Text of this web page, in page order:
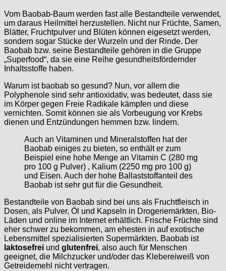
Vom Baobab-Baum werden fast alle Bestandteile verwendet,
um daraus Heilmittel herzustellen. Nicht nur Früchte, Samen,
Blätter, Fruchtpulver und Blüten können eigesetzt werden,
sondern sogar Stücke der Wurzeln und der Rinde. Der
Baobab bzw. seine Bestandteile gehören in die Gruppe
„Superfood“, da sie eine Reihe gesundheitsfördernder
Inhaltsstoffe haben.
Warum ist baobab so gesund? Nun, vor allem die
Polyphenole sind sehr antioxidativ, was bedeutet, dass sie
im Körper gegen Freie Radikale kämpfen und diese
vernichten. Somit können sie als Vorbeugung vor Krebs
dienen und Entzündungen hemmen bzw. lindern.
Auch an Vitaminen und Mineralstoffen hat der
Baobab einiges zu bieten, so enthält er zum
Beispiel eine hohe Menge an Vitamin C (280 mg
pro 100 g Pulver) , Kalium (2250 mg pro 100 g)
und Eisen. Auch der hohe Ballaststoffanteil des
Baobab ist sehr gut für die Gesundheit.
Bestandteile von Baobab sind bei uns als Fruchtfleisch in
Dosen, als Pulver, Öl und Kapseln in Drogeriemärkten, Bio-
Läden und online im Internet erhältlich. Frische Früchte sind
eher schwer zu bekommen, am ehesten in auf exotische
Lebensmittel spezialisierten Supermärkten. Baobab ist
laktosefrei und glutenfrei, also auch für Menschen
geeignet, die Milchzucker und/oder das Klebereiweiß von
Getreidemehl nicht vertragen.